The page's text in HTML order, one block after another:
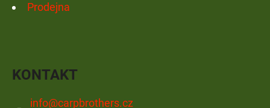
Prodejna
KONTAKT
info@carpbrothers.cz